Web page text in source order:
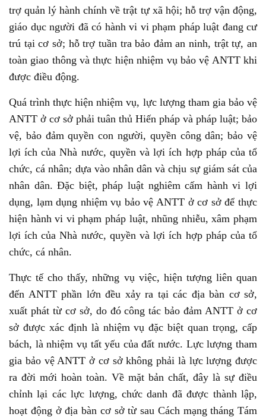
trợ quản lý hành chính về trật tự xã hội; hỗ trợ vận động,
giáo dục người đã có hành vi vi phạm pháp luật đang cư
trú tại cơ sở; hỗ trợ tuần tra bảo đảm an ninh, trật tự, an
toàn giao thông và thực hiện nhiệm vụ bảo vệ ANTT khi
được điều động.
Quá trình thực hiện nhiệm vụ, lực lượng tham gia bảo vệ
ANTT ở cơ sở phải tuân thủ Hiến pháp và pháp luật; bảo
vệ, bảo đảm quyền con người, quyền công dân; bảo vệ
lợi ích của Nhà nước, quyền và lợi ích hợp pháp của tổ
chức, cá nhân; dựa vào nhân dân và chịu sự giám sát của
nhân dân. Đặc biệt, pháp luật nghiêm cấm hành vi lợi
dụng, lạm dụng nhiệm vụ bảo vệ ANTT ở cơ sở để thực
hiện hành vi vi phạm pháp luật, nhũng nhiễu, xâm phạm
lợi ích của Nhà nước, quyền và lợi ích hợp pháp của tổ
chức, cá nhân.
Thực tế cho thấy, những vụ việc, hiện tượng liên quan
đến ANTT phần lớn đều xảy ra tại các địa bàn cơ sở,
xuất phát từ cơ sở, do đó công tác bảo đảm ANTT ở cơ
sở được xác định là nhiệm vụ đặc biệt quan trọng, cấp
bách, là nhiệm vụ tất yếu của đất nước. Lực lượng tham
gia bảo vệ ANTT ở cơ sở không phải là lực lượng được
ra đời mới hoàn toàn. Về mặt bản chất, đây là sự điều
chỉnh lại các lực lượng, chức danh đã được thành lập,
hoạt động ở địa bàn cơ sở từ sau Cách mạng tháng Tám